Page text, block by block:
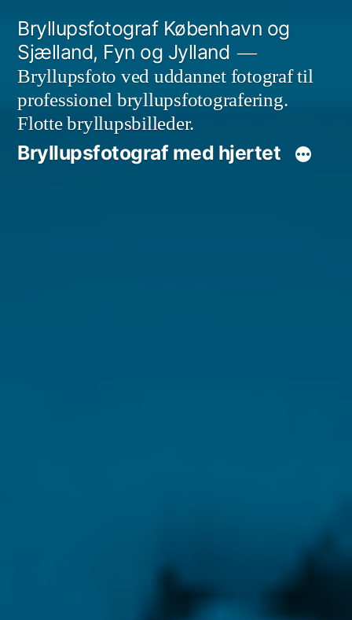
indhold
Bryllupsfotograf København og
Sjælland, Fyn og Jylland
Bryllupsfoto ved uddannet fotograf til
professionel bryllupsfotografering.
Flotte bryllupsbilleder.
Bryllupsfotograf med hjertet